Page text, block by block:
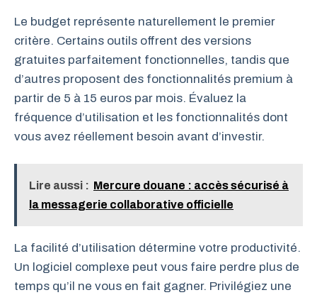
Le budget représente naturellement le premier
critère. Certains outils offrent des versions
gratuites parfaitement fonctionnelles, tandis que
d’autres proposent des fonctionnalités premium à
partir de 5 à 15 euros par mois. Évaluez la
fréquence d’utilisation et les fonctionnalités dont
vous avez réellement besoin avant d’investir.
Lire aussi : Mercure douane : accès sécurisé à
la messagerie collaborative officielle
La facilité d’utilisation détermine votre productivité.
Un logiciel complexe peut vous faire perdre plus de
temps qu’il ne vous en fait gagner. Privilégiez une